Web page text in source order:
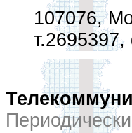
107076,